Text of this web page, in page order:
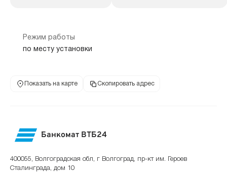
Режим работы
по месту установки
Показать на карте Скопировать адрес
Банкомат ВТБ24
400055, Волгоградская обл, г Волгоград, пр-кт им. Героев
Сталинграда, дом 10